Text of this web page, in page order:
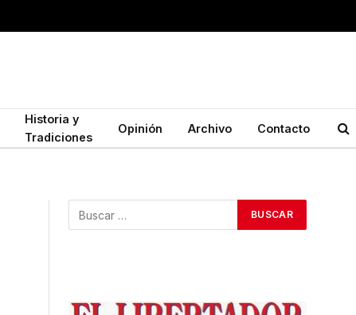
Historia y
Tradiciones
Opinión Archivo Contacto